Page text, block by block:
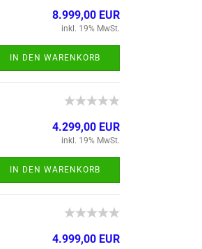
8.999,00 EUR
inkl. 19% MwSt.
IN DEN WARENKORB
4.299,00 EUR
inkl. 19% MwSt.
IN DEN WARENKORB
4.999,00 EUR